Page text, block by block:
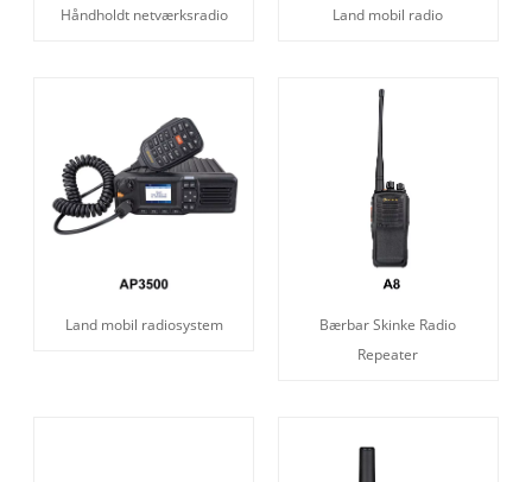
Håndholdt netværksradio Land mobil radio
Land mobil radiosystem
Bærbar Skinke Radio
Repeater